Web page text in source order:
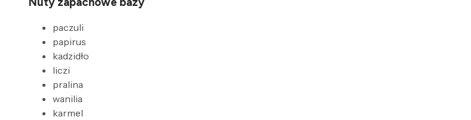
paczuli
papirus
kadzidło
liczi
pralina
wanilia
karmel